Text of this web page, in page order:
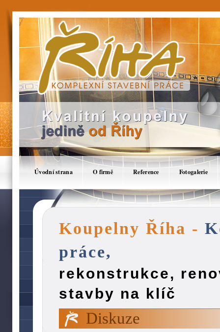
Koupelny Brno - Říha Tomáš, Komplexní
jádra,Rekonstrukce,Stavby,Koupelny,Stavby
Úvodní strana O firmě Reference Fotogalerie
Koupelny Říha -
práce,
rekonstrukce,
stavby na klíč
Diskuze